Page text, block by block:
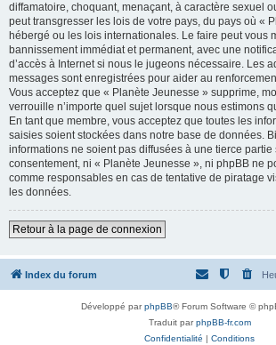
diffamatoire, choquant, menaçant, à caractère sexuel
peut transgresser les lois de votre pays, du pays où «
hébergé ou les lois internationales. Le faire peut vous
bannissement immédiat et permanent, avec une
d’accès à Internet si nous le jugeons nécessaire. Les
messages sont enregistrées pour aider au
Vous acceptez que « Planète Jeunesse » supprime,
verrouille n’importe quel sujet lorsque nous estimons
En tant que membre, vous acceptez que toutes les
saisies soient stockées dans notre base de données.
informations ne soient pas diffusées à une tierce partie
consentement, ni « Planète Jeunesse », ni phpBB ne
comme responsables en cas de tentative de piratage
les données.
Retour à la page de connexion
Index du forum
Développé parphpBB® Forum Software ©
Traduit parphpBB-fr.com
Confidentialité | Conditions